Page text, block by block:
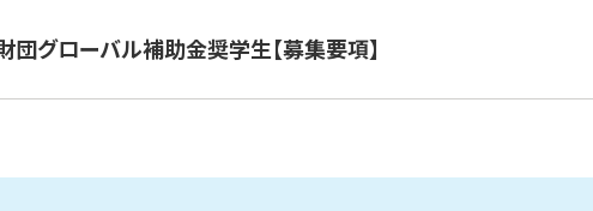
グローバル補助金奨学生【募集要項】